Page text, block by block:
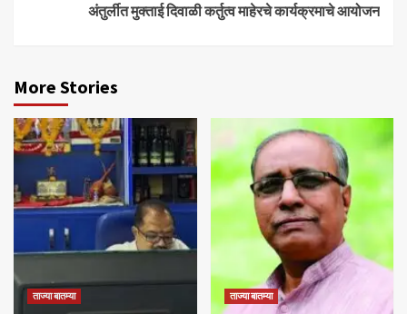
अंतुर्लीत मुक्ताई दिवाळी कर्तुत्व माहेरचे कार्यक्रमाचे आयोजन
More Stories
ताज्या बातम्या ताज्या बातम्या